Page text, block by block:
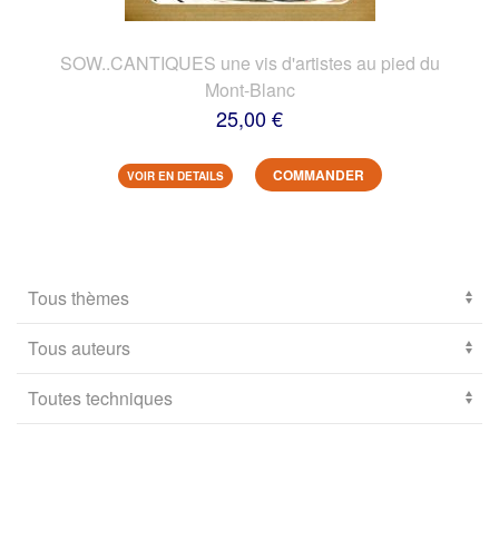
SOW..CANTIQUES une vis d'artistes au pied du
Mont-Blanc
25,00 €
VOIR EN DETAILS COMMANDER